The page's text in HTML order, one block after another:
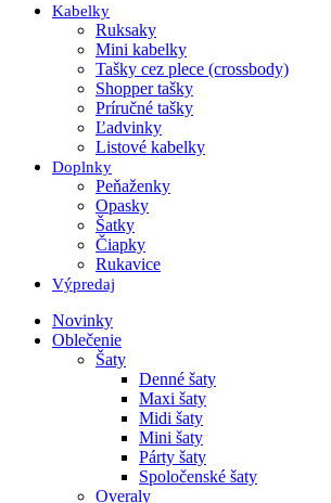
Kabelky
Ruksaky
Mini kabelky
Tašky cez plece (crossbody)
Shopper tašky
Príručné tašky
Ľadvinky
Listové kabelky
Doplnky
Peňaženky
Opasky
Šatky
Čiapky
Rukavice
Výpredaj
Novinky
Oblečenie
Šaty
Denné šaty
Maxi šaty
Midi šaty
Mini šaty
Párty šaty
Spoločenské šaty
Overaly